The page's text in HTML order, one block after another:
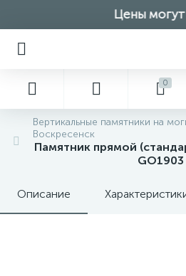
Цены могут
0
Вертикальные памятники на
Воскресенск
Памятник прямой
GO1903
Описание